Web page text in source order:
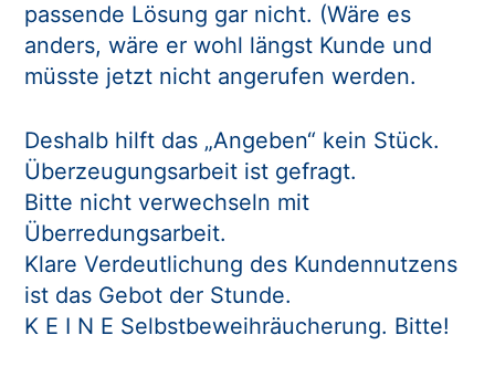
passende Lösung gar nicht. (Wäre es
anders, wäre er wohl längst Kunde und
müsste jetzt nicht angerufen werden.
Deshalb hilft das „Angeben“ kein Stück.
Überzeugungsarbeit ist gefragt.
Bitte nicht verwechseln mit
Überredungsarbeit.
Klare Verdeutlichung des Kundennutzens
ist das Gebot der Stunde.
K E I N E Selbstbeweihräucherung. Bitte!